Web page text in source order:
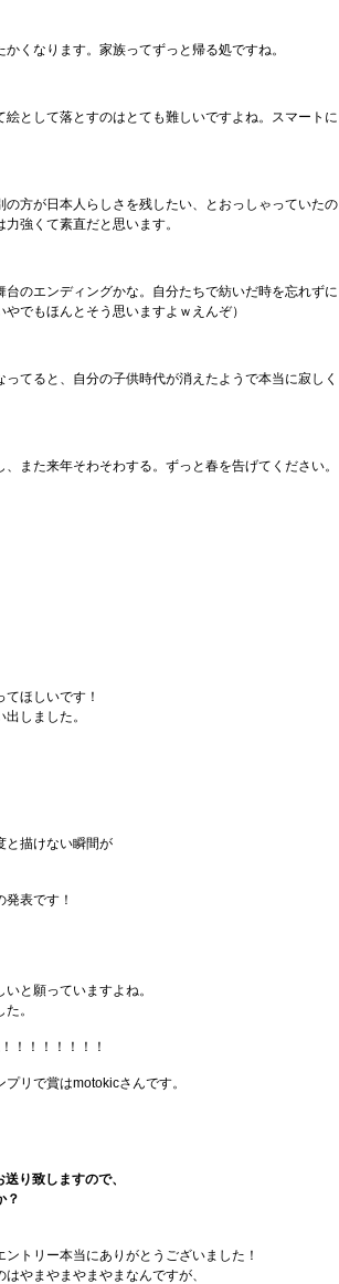
くなります。家族ってずっと帰る処ですね。
として落とすのはとても難しいですよね。スマートに
方が日本人らしさを残したい、とおっしゃっていたの
強くて素直だと思います。
のエンディングかな。自分たちで紡いだ時を忘れずに
でもほんとそう思いますよｗえんぞ）
てると、自分の子供時代が消えたようで本当に寂しく
また来年そわそわする。ずっと春を告げてください。
ほしいです！
しました。
と描けない瞬間が
表です！
と願っていますよね。
。
！！！！！！！
リで賞はmotokicさんです。
り致しますので、
？
トリー本当にありがとうございました！
やまやまやまやまなんですが、